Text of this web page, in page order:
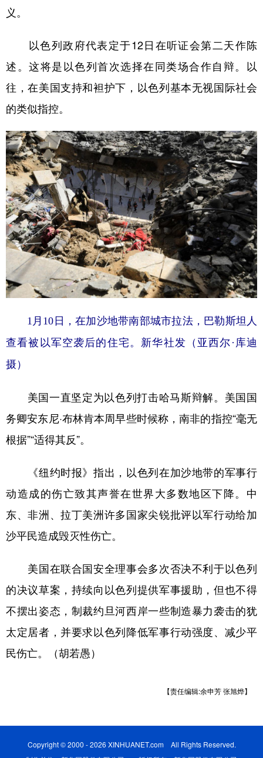
义。
以色列政府代表定于12日在听证会第二天作陈
述。这将是以色列首次选择在同类场合作自辩。以
往，在美国支持和袒护下，以色列基本无视国际社会
的类似指控。
1月10日，在加沙地带南部城市拉法，巴勒斯坦人
查看被以军空袭后的住宅。新华社发（亚西尔·库迪
摄）
美国一直坚定为以色列打击哈马斯辩解。美国国
务卿安东尼·布林肯本周早些时候称，南非的指控“毫无
根据”“适得其反”。
《纽约时报》指出，以色列在加沙地带的军事行
动造成的伤亡致其声誉在世界大多数地区下降。中
东、非洲、拉丁美洲许多国家尖锐批评以军行动给加
沙平民造成毁灭性伤亡。
美国在联合国安全理事会多次否决不利于以色列
的决议草案，持续向以色列提供军事援助，但也不得
不摆出姿态，制裁约旦河西岸一些制造暴力袭击的犹
太定居者，并要求以色列降低军事行动强度、减少平
民伤亡。（胡若愚）
【责任编辑:余申芳 张旭烨】
Copyright © 2000 - 2026 XINHUANET.com All Rights Reserved.